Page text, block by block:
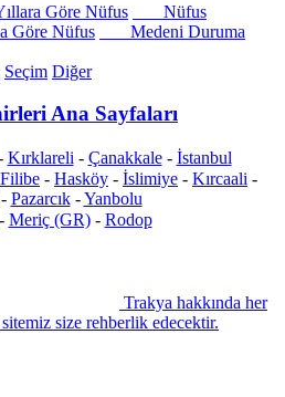
Göre Nüfus
Nüfus
Göre Nüfus
Medeni Duruma
Seçim Diğer
Ana Sayfaları
Kırklareli - Çanakkale- İstanbul
Filibe - Hasköy - İslimiye - Kırcaali -
- Pazarcık-Yanbolu
Meriç (GR)- Rodop
Trakya hakkında her
size rehberlik edecektir.